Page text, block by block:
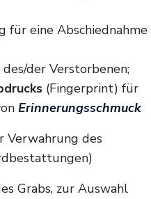
für eine Abschiednahme
der Verstorbenen;
(Fingerprint) für
Erinnerungsschmuck
Verwahrung des
Grabs, zur Auswahl